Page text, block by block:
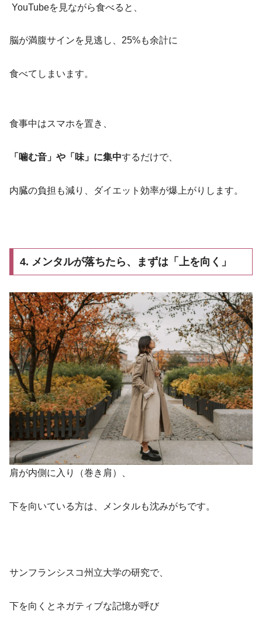
YouTubeを見ながら食べると、
脳が満腹サインを見逃し、25%も余計に
食べてしまいます。
食事中はスマホを置き、
「噛む音」や「味」に集中するだけで、
内臓の負担も減り、ダイエット効率が爆上がりします。
4. メンタルが落ちたら、まずは「上を向く」
肩が内側に入り（巻き肩）、
下を向いている方は、メンタルも沈みがちです。
サンフランシスコ州立大学の研究で、
下を向くとネガティブな記憶が呼び